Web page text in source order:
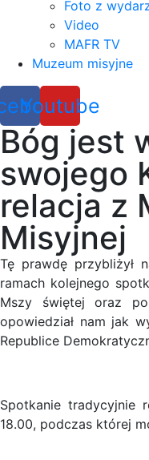
Foto z
Video
MAFR TV
Muzeum misyjne
Youtube
Bóg jest
swojego
relacja z
Misyjnej
Tę prawdę przybliżył
ramach kolejnego
Mszy świętej oraz
opowiedział nam jak
Republice
Spotkanie tradycyjnie
18.00, podczas której